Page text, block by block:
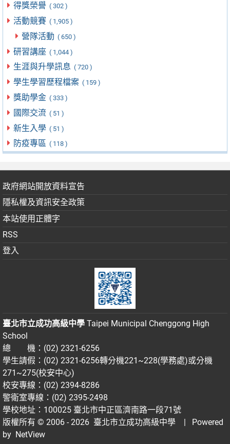
得獎榮譽 ( 302 )
活動競賽 ( 1,905 )
營隊活動 ( 650 )
研習講座 ( 1,044 )
生涯與升學訊息 ( 720 )
學生學習歷程檔案 ( 159 )
獎助學金 ( 333 )
國際交流 ( 51 )
新生入學 ( 51 )
防疫專區 ( 118 )
政府網站開放資料宣告
隱私權及資訊安全政策
本站使用正體字
RSS
登入
臺北市立成功高級中學 Taipei Municipal Chenggong High
School
總 機：(02) 2321-6256
學生請假：(02) 2321-6256轉分機221~228(學務處)或分機
271~275(校安中心)
校安專線：(02) 2394-8286
警衛室專線：(02) 2395-2498
學校地址：100025 臺北市中正區濟南路一段71號
版權所有 © 2006 - 2026 臺北市立成功高級中學
| Powered
by NetView